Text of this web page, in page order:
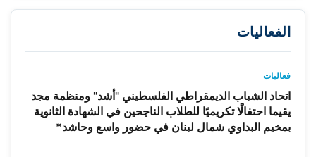
الفعاليات
فعاليات
اتحاد الشباب الديمقراطي الفلسطيني "أشد" ومنظمة مجد
يقيما احتفالًا تكريميًا للطلاب الناجحين في الشهادة الثانوية
بمخيم البداوي شمال لبنان في حضور واسع وحاشد*